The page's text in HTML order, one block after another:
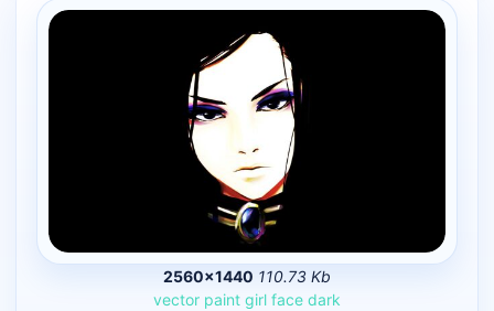
2560×1440 110.73 Kb
vector paint girl face dark